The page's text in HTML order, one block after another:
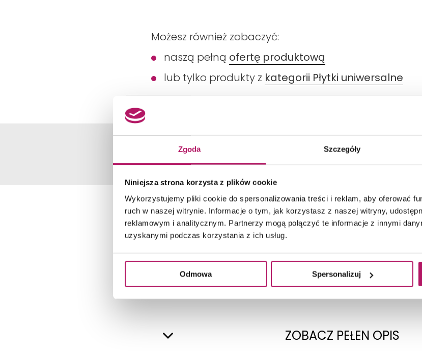
Zgoda Szczegóły
Niniejsza strona korzysta z plików cookie
Wykorzystujemy pliki cookie do spersonalizowania treści i reklam, aby oferować
ruch w naszej witrynie. Informacje o tym, jak korzystasz z naszej witryny,
reklamowym i analitycznym. Partnerzy mogą połączyć te informacje z innymi
uzyskanymi podczas korzystania z ich usług.
Odmowa Spersonalizuj
Możesz również zobaczyć:
naszą pełną ofertę produktową
lub tylko produkty z kategorii Płytki uniwersalne
PRODUKTY Z
DANE TECHNICZNE
Format: 60 x 120
ZOBACZ PEŁEN OPIS